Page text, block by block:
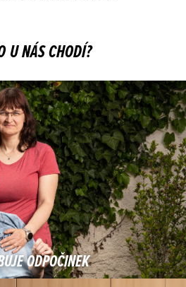
U NÁS CHODÍ?
ODPOČINEK